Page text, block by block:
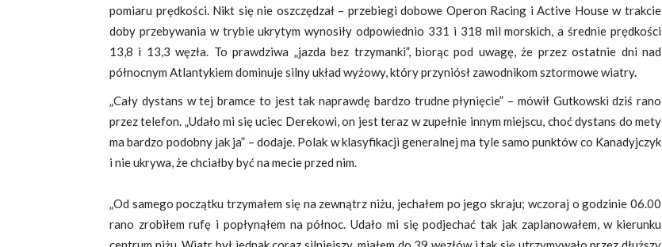
pomiaru prędkości. Nikt się nie oszczędzał – przebiegi dobowe Operon Racing i Active House w trakcie
doby przebywania w trybie ukrytym wynosiły odpowiednio 331 i 318 mil morskich, a średnie prędkości
13,8 i 13,3 węzła. To prawdziwa „jazda bez trzymanki”, biorąc pod uwagę, że przez ostatnie dni nad
północnym Atlantykiem dominuje silny układ wyżowy, który przyniósł zawodnikom sztormowe wiatry.
„Cały dystans w tej bramce to jest tak naprawdę bardzo trudne płynięcie” – mówił Gutkowski dziś rano
przez telefon. „Udało mi się uciec Derekowi, on jest teraz w zupełnie innym miejscu, choć dystans do mety
ma bardzo podobny jak ja” – dodaje. Polak w klasyfikacji generalnej ma tyle samo punktów co Kanadyjczyk
i nie ukrywa, że chciałby być na mecie przed nim.
„Od samego początku trzymałem się na zewnątrz niżu, jechałem po jego skraju; wczoraj o godzinie 06.00
rano zrobiłem rufę i popłynąłem na północ. Udało mi się podjechać tak jak zaplanowałem, w kierunku